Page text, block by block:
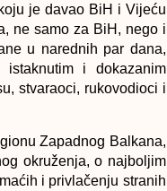
je davao BiH i Vijeću
ne samo za BiH, nego i
u narednih par dana,
i dokazanim
stvaraoci, rukovodioci i
Zapadnog Balkana,
okruženja, o najboljim
i privlačenju stranih